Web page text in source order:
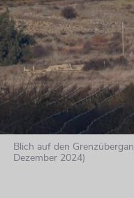
Blich auf den
Dezember 2024)